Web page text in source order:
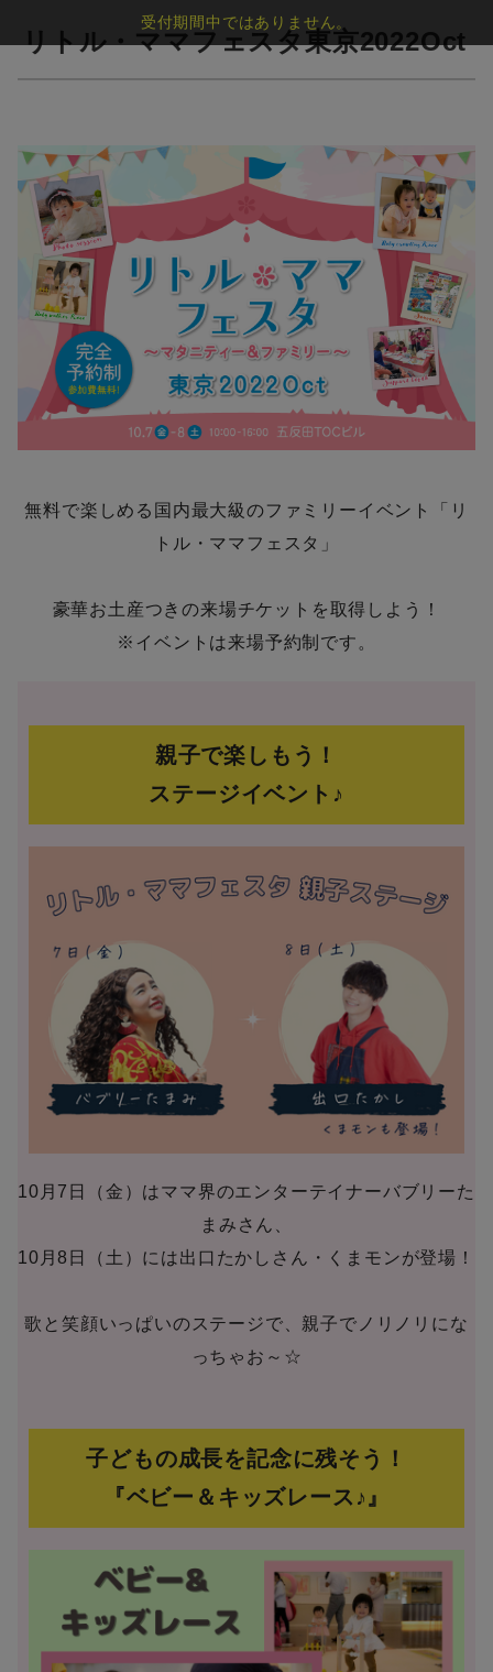
リトル・ママフェスタ東京2022Oct
無料で楽しめる国内最大級のファミリーイベント「リ
トル・ママフェスタ」
豪華お土産つきの来場チケットを取得しよう！
※イベントは来場予約制です。
親子で楽しもう！
ステージイベント♪
10月7日（金）はママ界のエンターテイナーバブリーた
まみさん、
10月8日（土）には出口たかしさん・くまモンが登場！
歌と笑顔いっぱいのステージで、親子でノリノリにな
っちゃお～☆
子どもの成長を記念に残そう！
『ベビー＆キッズレース♪』
受付期間中ではありません。